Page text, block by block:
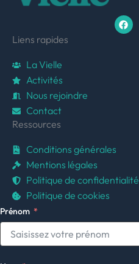
a
c
e
Liens rapides
La Vielle
Activités
Nous rejoindre
Contact
Ressources
Conditions générales
Mentions légales
Politique de confidentialité
Politique de cookies
Prénom